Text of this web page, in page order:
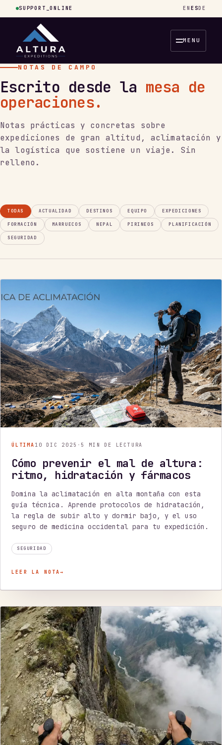
SUPPORT_ONLINE EN ESDE
MENU
NOTAS DE CAMPO
Escrito desde la mesa de
operaciones.
Notas prácticas y concretas sobre
expediciones de gran altitud, aclimatación y
la logística que sostiene un viaje. Sin
relleno.
TODAS ACTUALIDAD DESTINOS EQUIPO EXPEDICIONES
FORMACIÓN MARRUECOS NEPAL PIRINEOS PLANIFICACIÓN
SEGURIDAD
ÚLTIMA 10 DIC 2025 · 5 MIN DE LECTURA
Cómo prevenir el mal de altura:
ritmo, hidratación y fármacos
Domina la aclimatación en alta montaña con esta
guía técnica. Aprende protocolos de hidratación,
la regla de subir alto y dormir bajo, y el uso
seguro de medicina occidental para tu expedición.
SEGURIDAD
LEER LA NOTA→